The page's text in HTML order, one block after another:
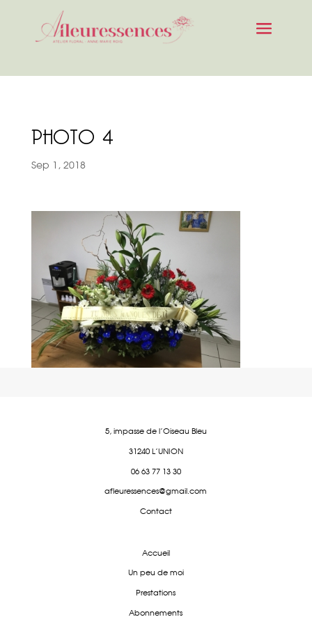
PHOTO 4
Sep 1, 2018
5, impasse de l'Oiseau Bleu
31240 L'UNION
06 63 77 13 30
afleuressences@gmail.com
Contact
Accueil
Un peu de moi
Prestations
Abonnements